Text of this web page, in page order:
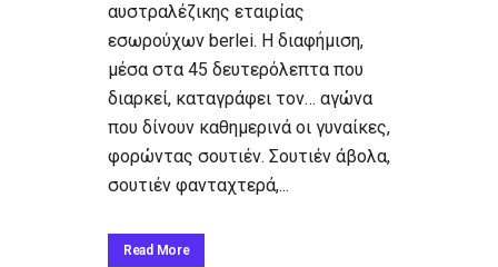
αυστραλέζικης εταιρίας
εσωρούχων berlei. Η διαφήμιση,
μέσα στα 45 δευτερόλεπτα που
διαρκεί, καταγράφει τον… αγώνα
που δίνουν καθημερινά οι γυναίκες,
φορώντας σουτιέν. Σουτιέν άβολα,
σουτιέν φανταχτερά,...
Read More